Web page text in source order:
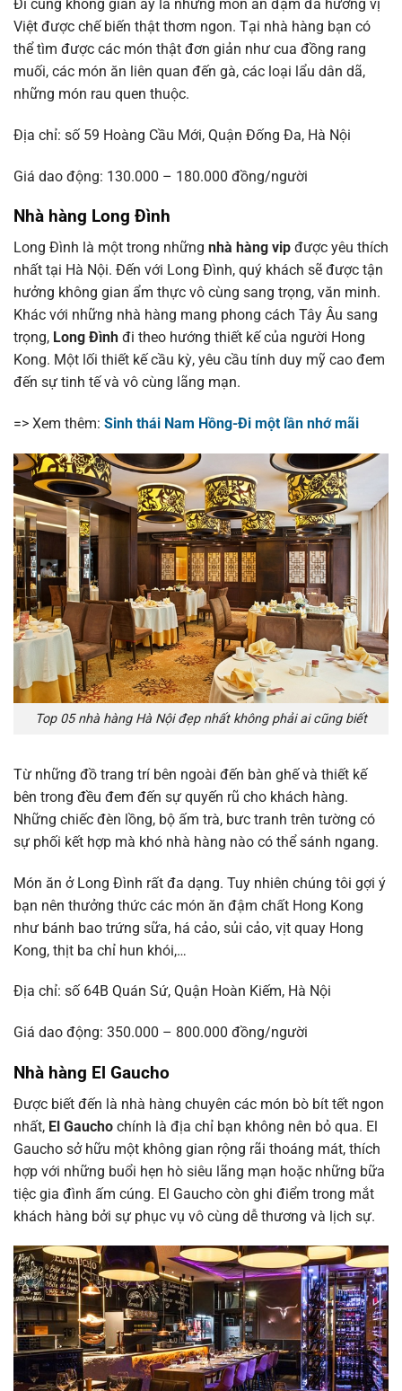
Đi cùng không gian ấy là những món ăn đậm đà hương vị
Việt được chế biến thật thơm ngon. Tại nhà hàng bạn có
thể tìm được các món thật đơn giản như cua đồng rang
muối, các món ăn liên quan đến gà, các loại lẩu dân dã,
những món rau quen thuộc.
Địa chỉ: số 59 Hoàng Cầu Mới, Quận Đống Đa, Hà Nội
Giá dao động: 130.000 – 180.000 đồng/người
Nhà hàng Long Đình
Long Đình là một trong những nhà hàng vip được yêu thích
nhất tại Hà Nội. Đến với Long Đình, quý khách sẽ được tận
hưởng không gian ẩm thực vô cùng sang trọng, văn minh.
Khác với những nhà hàng mang phong cách Tây Âu sang
trọng, Long Đình đi theo hướng thiết kế của người Hong
Kong. Một lối thiết kế cầu kỳ, yêu cầu tính duy mỹ cao đem
đến sự tinh tế và vô cùng lãng mạn.
=> Xem thêm: Sinh thái Nam Hồng-Đi một lần nhớ mãi
Top 05 nhà hàng Hà Nội đẹp nhất không phải ai cũng biết
Từ những đồ trang trí bên ngoài đến bàn ghế và thiết kế
bên trong đều đem đến sự quyến rũ cho khách hàng.
Những chiếc đèn lồng, bộ ấm trà, bưc tranh trên tường có
sự phối kết hợp mà khó nhà hàng nào có thể sánh ngang.
Món ăn ở Long Đình rất đa dạng. Tuy nhiên chúng tôi gợi ý
bạn nên thưởng thức các món ăn đậm chất Hong Kong
như bánh bao trứng sữa, há cảo, sủi cảo, vịt quay Hong
Kong, thịt ba chỉ hun khói,…
Địa chỉ: số 64B Quán Sứ, Quận Hoàn Kiếm, Hà Nội
Giá dao động: 350.000 – 800.000 đồng/người
Nhà hàng El Gaucho
Được biết đến là nhà hàng chuyên các món bò bít tết ngon
nhất, El Gaucho chính là địa chỉ bạn không nên bỏ qua. El
Gaucho sở hữu một không gian rộng rãi thoáng mát, thích
hợp với những buổi hẹn hò siêu lãng mạn hoặc những bữa
tiệc gia đình ấm cúng. El Gaucho còn ghi điểm trong mắt
khách hàng bởi sự phục vụ vô cùng dễ thương và lịch sự.